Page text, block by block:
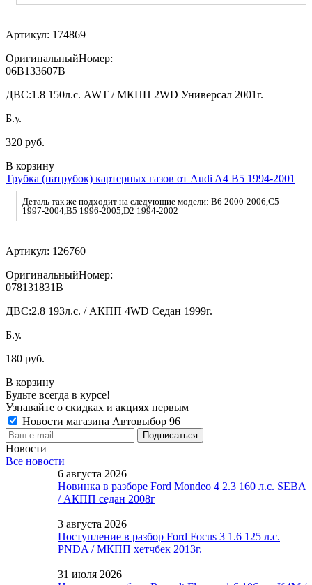
Артикул: 174869
ОригинальныйНомер:
06B133607B
ДВС:1.8 150л.с. AWT / МКПП 2WD Универсал 2001г.
Б.у.
320 руб.
В корзину
Трубка (патрубок) картерных газов от Audi A4 B5 1994-2001
Деталь так же подходит на следующие модели: B6 2000-2006,C5
1997-2004,B5 1996-2005,D2 1994-2002
Артикул: 126760
ОригинальныйНомер:
078131831B
ДВС:2.8 193л.с. / АКПП 4WD Седан 1999г.
Б.у.
180 руб.
В корзину
Будьте всегда в курсе!
Узнавайте о скидках и акциях первым
Новости магазина Автовыбор 96
Новости
Все новости
6 августа 2026
Новинка в разборе Ford Mondeo 4 2.3 160 л.с. SEBA
/ АКПП седан 2008г
3 августа 2026
Поступление в разбор Ford Focus 3 1.6 125 л.с.
PNDA / МКПП хетчбек 2013г.
31 июля 2026